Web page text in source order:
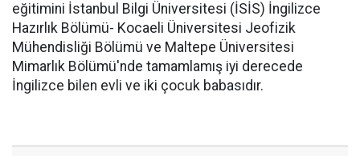
eğitimini İstanbul Bilgi Üniversitesi (İSİS) İngilizce
Hazırlık Bölümü- Kocaeli Üniversitesi Jeofizik
Mühendisliği Bölümü ve Maltepe Üniversitesi
Mimarlık Bölümü'nde tamamlamış iyi derecede
İngilizce bilen evli ve iki çocuk babasıdır.